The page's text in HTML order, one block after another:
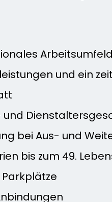
Arbeitsumfeld
und ein
bei Aus- und
bis zum 49.